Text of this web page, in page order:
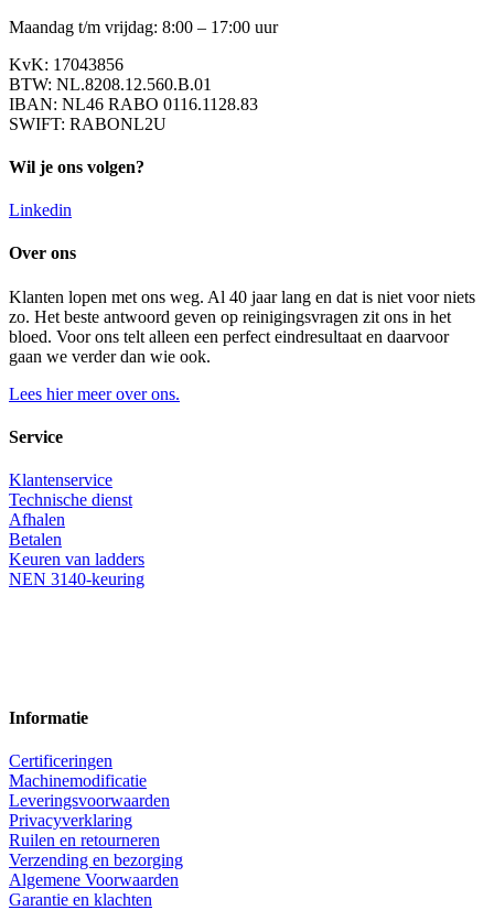
Maandag t/m vrijdag: 8:00 – 17:00 uur
KvK: 17043856
BTW: NL.8208.12.560.B.01
IBAN: NL46 RABO 0116.1128.83
SWIFT: RABONL2U
Wil je ons volgen?
Linkedin
Over ons
Klanten lopen met ons weg. Al 40 jaar lang en dat is niet voor niets
zo. Het beste antwoord geven op reinigingsvragen zit ons in het
bloed. Voor ons telt alleen een perfect eindresultaat en daarvoor
gaan we verder dan wie ook.
Lees hier meer over ons.
Service
Klantenservice
Technische dienst
Afhalen
Betalen
Keuren van ladders
NEN 3140-keuring
Informatie
Certificeringen
Machinemodificatie
Leveringsvoorwaarden
Privacyverklaring
Ruilen en retourneren
Verzending en bezorging
Algemene Voorwaarden
Garantie en klachten